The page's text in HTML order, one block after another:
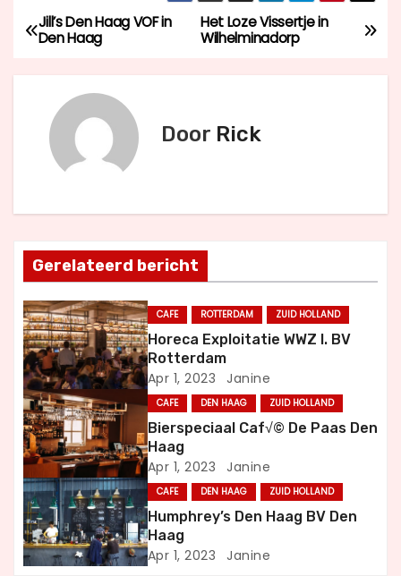
B
e
h
t
n
a
v
i
g
a
t
i
Het Loze Vissertje in
Wilhelminadorp
Jill’s Den Haag VOF in
Den Haag
Door Rick
Gerelateerd bericht
CAFE ROTTERDAM ZUID HOLLAND
Horeca Exploitatie WWZ I. BV
Rotterdam
Apr 1, 2023 Janine
CAFE DEN HAAG ZUID HOLLAND
Bierspeciaal Caf√© De Paas Den
Haag
Apr 1, 2023 Janine
CAFE DEN HAAG ZUID HOLLAND
Humphrey’s Den Haag BV Den
Haag
Apr 1, 2023 Janine